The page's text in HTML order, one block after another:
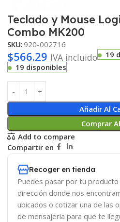
Teclado y Mouse
Combo MK200
SKU:920-002716
$566.29 IVA incluido
19
19 disponibles
Añadir Al
Comprar
Add to compare
Compartir en
Recoger en tienda
Puedes pasar por tu producto
dirección donde nos
ubicados o cotizar una de las
de mensajería para que te